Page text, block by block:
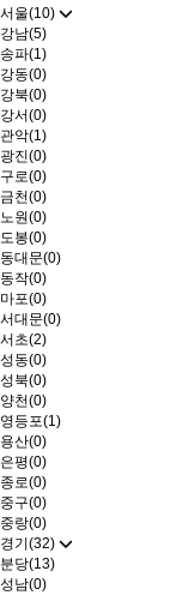
서울(10)
강남(5)
송파(1)
강동(0)
강북(0)
강서(0)
관악(1)
광진(0)
구로(0)
금천(0)
노원(0)
도봉(0)
동대문(0)
동작(0)
마포(0)
서대문(0)
서초(2)
성동(0)
성북(0)
양천(0)
영등포(1)
용산(0)
은평(0)
종로(0)
중구(0)
중랑(0)
경기(32)
분당(13)
성남(0)